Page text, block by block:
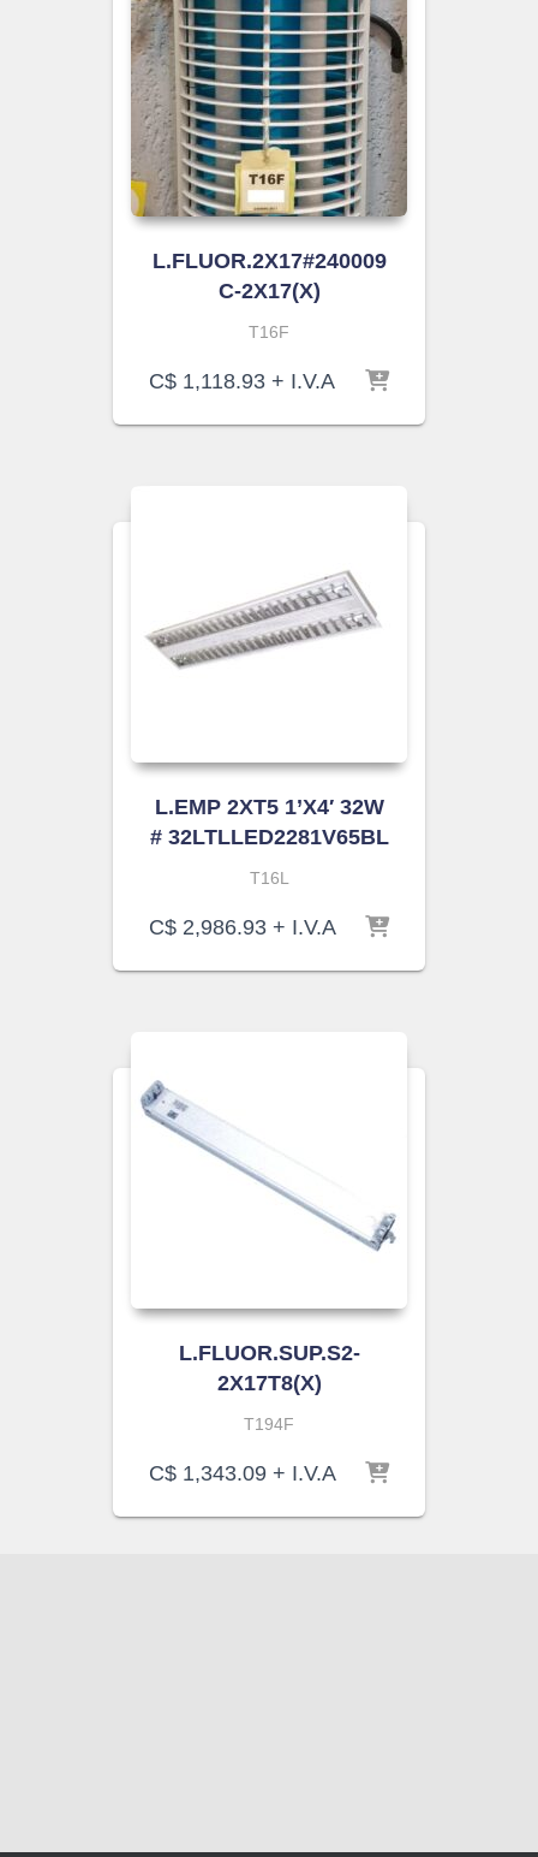
L.FLUOR.2X17#240009
C-2X17(X)
T16F
C$ 1,118.93 + I.V.A
L.EMP 2XT5 1’X4′ 32W
# 32LTLLED2281V65BL
T16L
C$ 2,986.93 + I.V.A
L.FLUOR.SUP.S2-
2X17T8(X)
T194F
C$ 1,343.09 + I.V.A